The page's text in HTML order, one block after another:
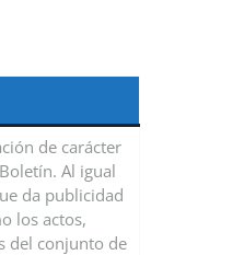
de carácter
Al igual
da publicidad
los actos,
del conjunto de